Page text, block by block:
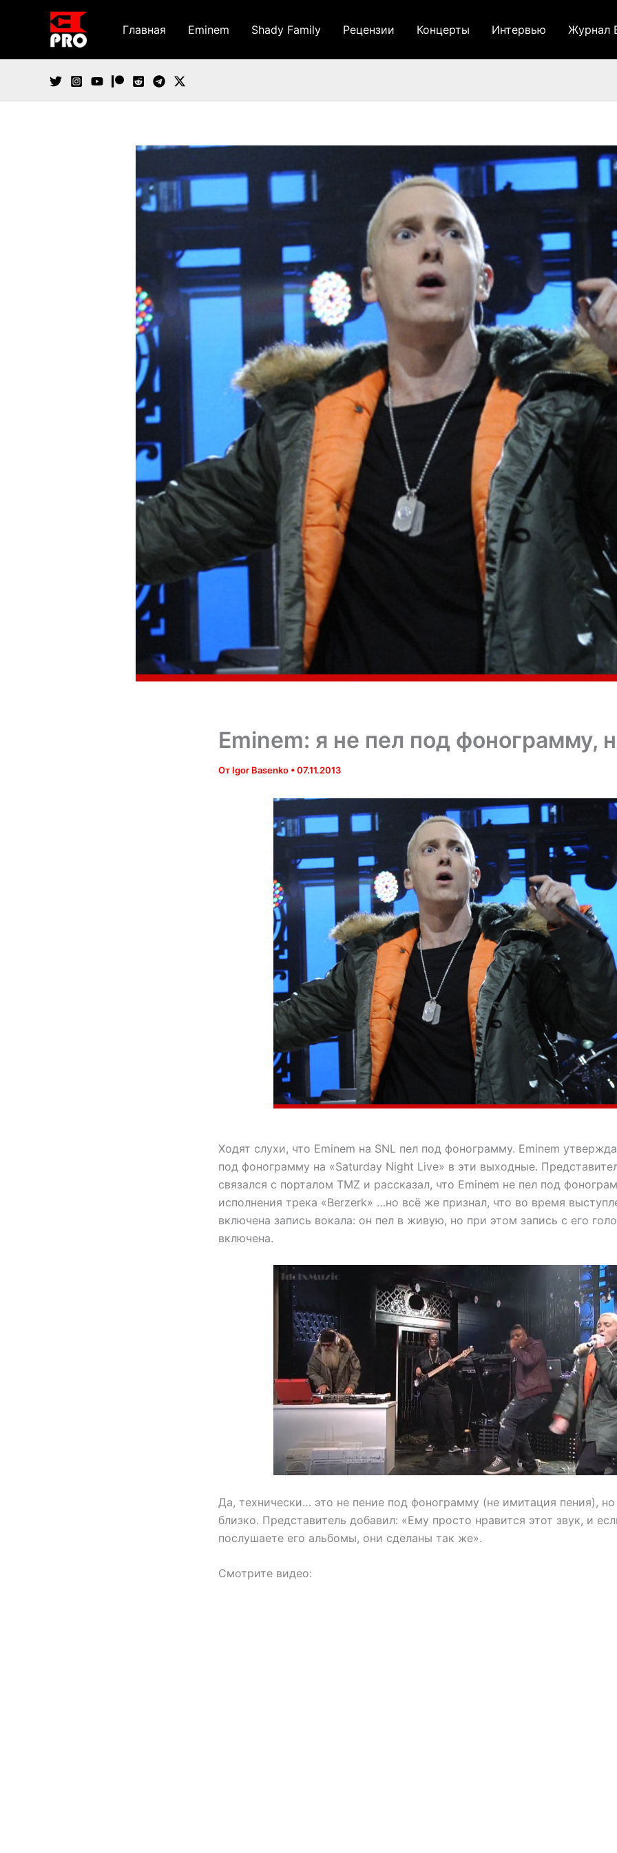
содержимому
Главная Eminem Shady Family Рецензии Концерты Интервью Журнал
Eminem: я не пел под фонограмму,
От Igor Basenko •07.11.2013
Ходят слухи, что Eminem на SNL пел под фонограмму. Eminem
под фонограмму на «Saturday Night Live» в эти выходные.
связался с порталом TMZ и рассказал, что Eminem не пел под
исполнения трека «Berzerk» …но всё же признал, что во время
включена запись вокала: он пел в живую, но при этом запись с его
включена.
Да, технически… это не пение под фонограмму (не имитация пения), но
близко. Представитель добавил: «Ему просто нравится этот звук, и
послушаете его альбомы, они сделаны так же».
Смотрите видео: